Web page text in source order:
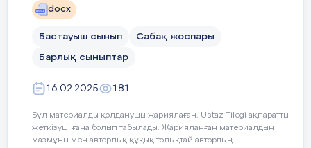
Қыста қандай ауа райы болады?
жаттығу жасап алайықшы:
уық,суық жел соқты,
Сабақтың
кезеңі//
уақыты
Педагогтің әрекеті
Сабақ
docx
Бастауыш сынып Сабақ жоспары
Барлық сыныптар
16.02.2025 181
Бұл материалды қолданушы жариялаған. Ustaz Tilegi ақпаратты
жеткізуші ғана болып табылады. Жарияланған материалдың
мазмұны мен авторлық құқық толықтай автордың